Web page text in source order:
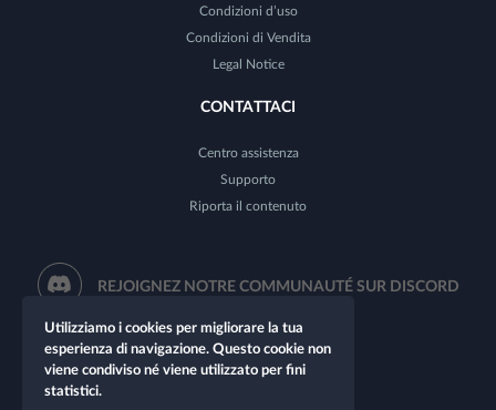
Condizioni d’uso
Condizioni di Vendita
Legal Notice
CONTATTACI
Centro assistenza
Supporto
Riporta il contenuto
REJOIGNEZ NOTRE COMMUNAUTÉ SUR DISCORD
Utilizziamo i cookies per migliorare la tua
esperienza di navigazione. Questo cookie non
viene condiviso né viene utilizzato per fini
statistici.